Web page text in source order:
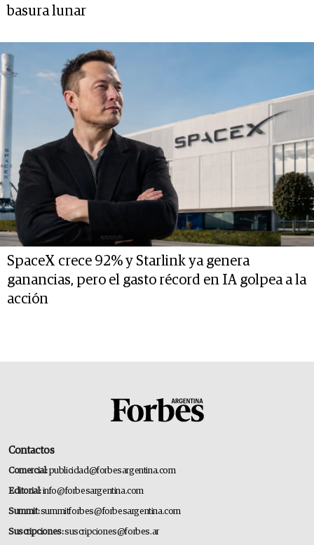
basura lunar
SpaceX crece 92% y Starlink ya genera
ganancias, pero el gasto récord en IA golpea a la
acción
Contactos
Comercial:publicidad@forbesargentina.com
Editorial:info@forbesargentina.com
Summit:summitforbes@forbesargentina.com
Suscripciones:suscripciones@forbes.ar